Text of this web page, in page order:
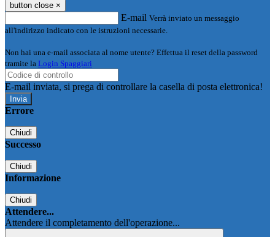
button close ×
E-mail Verrà inviato un messaggio
all'indirizzo indicato con le istruzioni necessarie.
Non hai una e-mail associata al nome utente? Effettua il reset della password
tramite la Login Spaggiari
E-mail inviata, si prega di controllare la casella di posta elettronica!
Errore
Chiudi
Successo
Chiudi
Informazione
Chiudi
Attendere...
Attendere il completamento dell'operazione...